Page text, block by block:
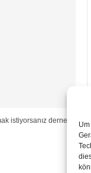
istiyorsanız dernek